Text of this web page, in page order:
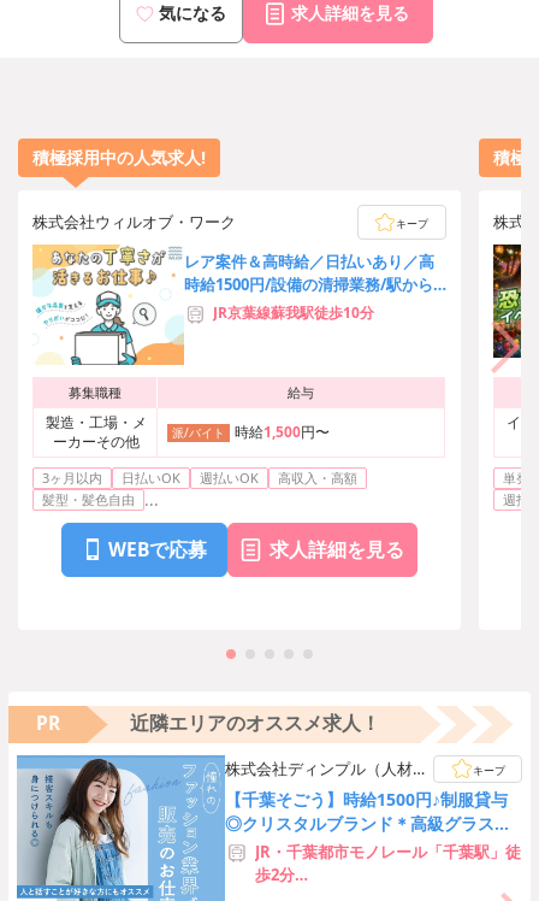
気になる 求人詳細を見る
積極採用中の人気求人!
株式会社ウィルオブ・ワーク キープ
レア案件＆高時給／日払いあり／高
時給1500円/設備の清掃業務/駅から
徒歩10分
JR京葉線蘇我駅徒歩10分
募集職種 給与
製造・工場・メ
ーカーその他
派/バイト 時給1,500円〜
3ヶ月以内 日払いOK 週払いOK
高収入・高額
髪型・髪色自由
...
WEBで応募 求人詳細を見る
積極
株式
イ
単発
週払
PR 近隣エリアのオススメ求人！
株式会社ディンプル（人材サ
ービス会社）
キープ
【千葉そごう】時給1500円♪制服貸与
◎クリスタルブランド＊高級グラス販
売
JR・千葉都市モノレール「千葉駅」徒
歩2分